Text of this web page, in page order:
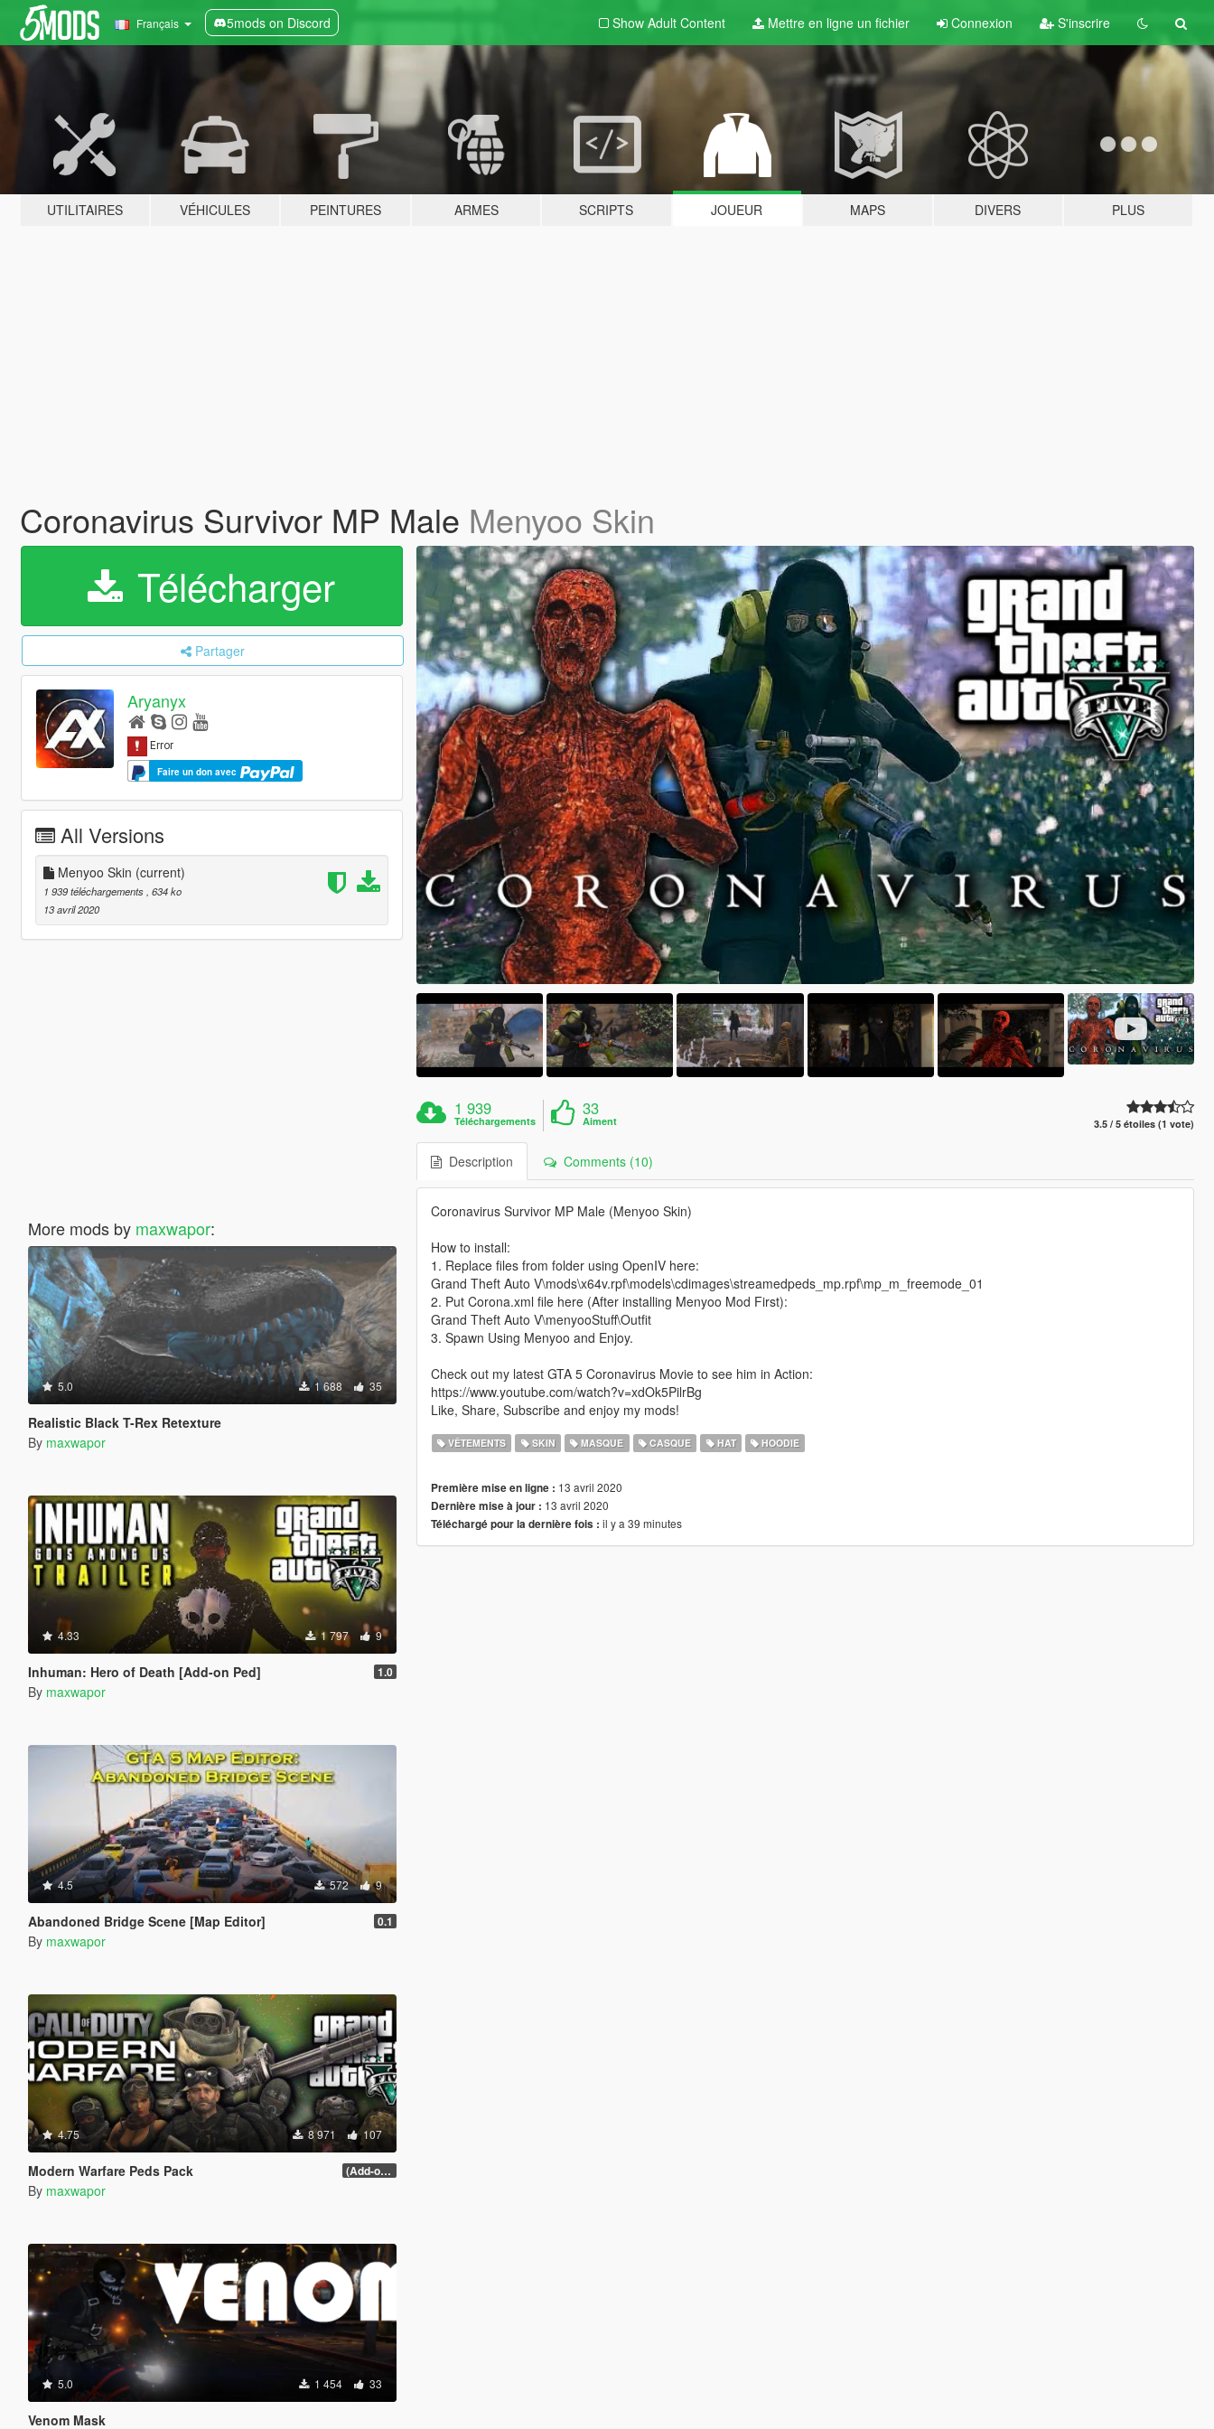
Français 5mods on Discord Show Adult Content Mettre en ligne un fichier Connexion S'inscrire
UTILITAIRES VÉHICULES PEINTURES ARMES SCRIPTS JOUEUR MAPS DIVERS PLUS
Coronavirus Survivor MP Male Menyoo Skin
Télécharger
Partager
Aryanyx
Faire un don avec
All Versions
Menyoo Skin (current)
1 939 téléchargements, 634 ko
13 avril 2020
More mods by maxwapor:
5.0 1 688 35
Realistic Black T-Rex Retexture
By maxwapor
4.33 1 797 9
Inhuman: Hero of Death [Add-on Ped] 1.0
By maxwapor
4.5 572 9
Abandoned Bridge Scene [Map Editor] 0.1
By maxwapor
4.75 8 971 107
Modern Warfare Peds Pack (Add-on/Replace Peds)
By maxwapor
5.0 1 454 33
Venom Mask
1 939
Téléchargements
33
Aiment 3.5 / 5 étoiles (1 vote)
Description Comments (10)
Coronavirus Survivor MP Male (Menyoo Skin)
How to install:
1. Replace files from folder using OpenIV here:
Grand Theft Auto V\mods\x64v.rpf\models\cdimages\streamedpeds_mp.rpf\mp_m_freemode_01
2. Put Corona.xml file here (After installing Menyoo Mod First):
Grand Theft Auto V\menyooStuff\Outfit
3. Spawn Using Menyoo and Enjoy.
Check out my latest GTA 5 Coronavirus Movie to see him in Action:
https://www.youtube.com/watch?v=xdOk5PilrBg
Like, Share, Subscribe and enjoy my mods!
VÊTEMENTS SKIN MASQUE CASQUE HAT HOODIE
Première mise en ligne : 13 avril 2020
Dernière mise à jour : 13 avril 2020
Téléchargé pour la dernière fois : il y a 39 minutes